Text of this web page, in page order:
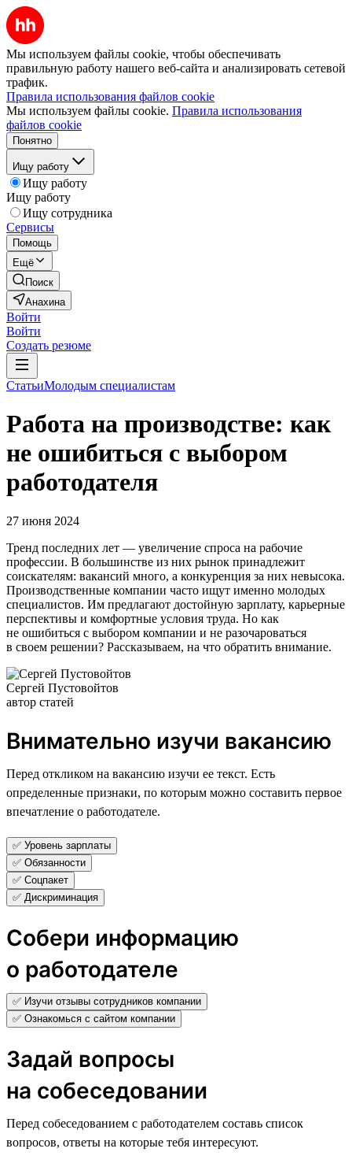
Мы используем файлы cookie, чтобы обеспечивать
правильную работу нашего веб-сайта и анализировать сетевой
трафик.
Правила использования файлов cookie
Мы используем файлы cookie. Правила использования
файлов cookie
Понятно
Ищу работу
Ищу работу
Ищу работу
Ищу сотрудника
Сервисы
Помощь
Ещё
Поиск
Анахина
Войти
Войти
Создать резюме
СтатьиМолодым специалистам
Работа на производстве: как
не ошибиться с выбором
работодателя
27 июня 2024
Тренд последних лет — увеличение спроса на рабочие
профессии. В большинстве из них рынок принадлежит
соискателям: вакансий много, а конкуренция за них невысока.
Производственные компании часто ищут именно молодых
специалистов. Им предлагают достойную зарплату, карьерные
перспективы и комфортные условия труда. Но как
не ошибиться с выбором компании и не разочароваться
в своем решении? Рассказываем, на что обратить внимание.
Сергей Пустовойтов
автор статей
Внимательно изучи вакансию
Перед откликом на вакансию изучи ее текст. Есть
определенные признаки, по которым можно составить первое
впечатление о работодателе.
✅ Уровень зарплаты
✅ Обязанности
✅ Соцпакет
✅ Дискриминация
Собери информацию
о работодателе
✅ Изучи отзывы сотрудников компании
✅ Ознакомься с сайтом компании
Задай вопросы
на собеседовании
Перед собеседованием с работодателем составь список
вопросов, ответы на которые тебя интересуют.